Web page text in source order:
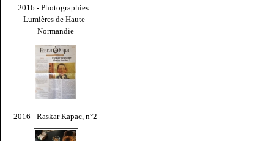
2016 - Photographies :
Lumières de Haute-
Normandie
2016 - Raskar Kapac, n°2